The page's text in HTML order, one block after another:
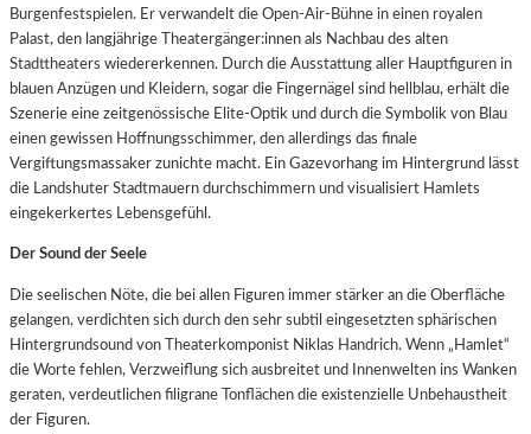
Burgenfestspielen. Er verwandelt die Open-Air-Bühne in einen royalen
Palast, den langjährige Theatergänger:innen als Nachbau des alten
Stadttheaters wiedererkennen. Durch die Ausstattung aller Hauptfiguren in
blauen Anzügen und Kleidern, sogar die Fingernägel sind hellblau, erhält die
Szenerie eine zeitgenössische Elite-Optik und durch die Symbolik von Blau
einen gewissen Hoffnungsschimmer, den allerdings das finale
Vergiftungsmassaker zunichte macht. Ein Gazevorhang im Hintergrund lässt
die Landshuter Stadtmauern durchschimmern und visualisiert Hamlets
eingekerkertes Lebensgefühl.
Der Sound der Seele
Die seelischen Nöte, die bei allen Figuren immer stärker an die Oberfläche
gelangen, verdichten sich durch den sehr subtil eingesetzten sphärischen
Hintergrundsound von Theaterkomponist Niklas Handrich. Wenn „Hamlet“
die Worte fehlen, Verzweiflung sich ausbreitet und Innenwelten ins Wanken
geraten, verdeutlichen filigrane Tonflächen die existenzielle Unbehaustheit
der Figuren.